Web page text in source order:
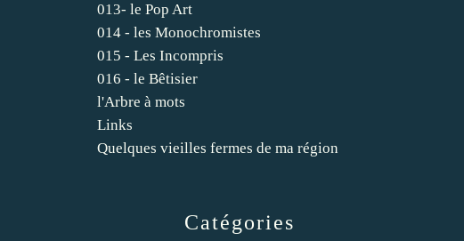
Catégories
013- le Pop Art
014 - les Monochromistes
015 - Les Incompris
016 - le Bêtisier
l'Arbre à mots
Links
Quelques vieilles fermes de ma région